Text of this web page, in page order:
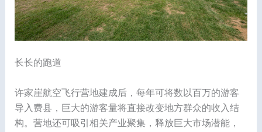
长长的跑道
许家崖航空飞行营地建成后，每年可将数以百万的游客
导入费县，巨大的游客量将直接改变地方群众的收入结
构。营地还可吸引相关产业聚集，释放巨大市场潜能，